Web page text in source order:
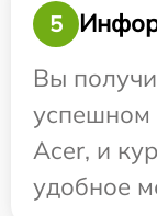
5
Вы
успешном
Acer, и
удобное